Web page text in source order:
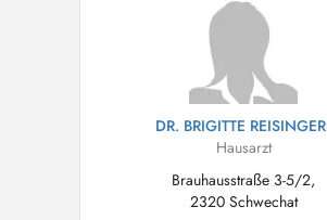
DR. BRIGITTE REISINGER
Hausarzt
Brauhausstraße 3-5/2,
2320 Schwechat